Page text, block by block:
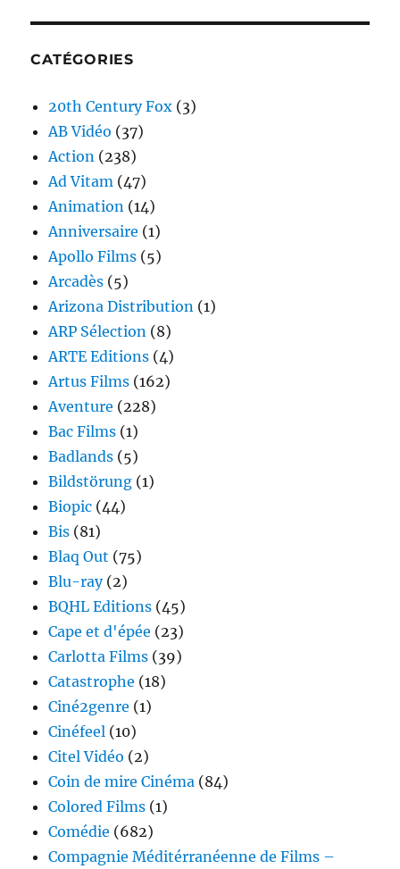
CATÉGORIES
20th Century Fox (3)
AB Vidéo (37)
Action (238)
Ad Vitam (47)
Animation (14)
Anniversaire (1)
Apollo Films (5)
Arcadès (5)
Arizona Distribution (1)
ARP Sélection (8)
ARTE Editions (4)
Artus Films (162)
Aventure (228)
Bac Films (1)
Badlands (5)
Bildstörung (1)
Biopic (44)
Bis (81)
Blaq Out (75)
Blu-ray(2)
BQHL Editions (45)
Cape et d'épée (23)
Carlotta Films (39)
Catastrophe (18)
Ciné2genre (1)
Cinéfeel (10)
Citel Vidéo (2)
Coin de mire Cinéma (84)
Colored Films (1)
Comédie (682)
Compagnie Méditérranéenne de Films –